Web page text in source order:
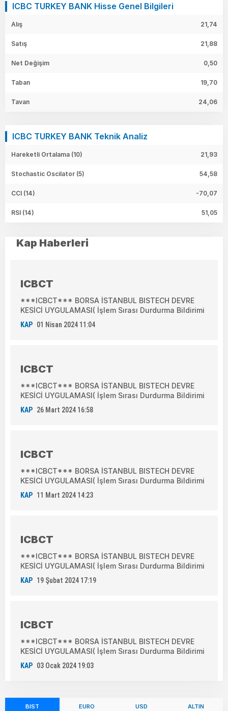
ICBC TURKEY BANK Hisse Genel Bilgileri
Alış 21,74
Satış 21,88
Net Değişim 0,50
Taban 19,70
Tavan 24,06
ICBC TURKEY BANK Teknik Analiz
Hareketli Ortalama (10) 21,93
Stochastic Oscilator (5) 54,58
CCI (14) -70,07
RSI (14) 51,05
Kap Haberleri
ICBCT
***ICBCT*** BORSA İSTANBUL BISTECH DEVRE
KESİCİ UYGULAMASI( İşlem Sırası Durdurma Bildirimi
KAP 01 Nisan 2024 11:04
ICBCT
***ICBCT*** BORSA İSTANBUL BISTECH DEVRE
KESİCİ UYGULAMASI( İşlem Sırası Durdurma Bildirimi
KAP 26 Mart 2024 16:58
ICBCT
***ICBCT*** BORSA İSTANBUL BISTECH DEVRE
KESİCİ UYGULAMASI( İşlem Sırası Durdurma Bildirimi
KAP 11 Mart 2024 14:23
ICBCT
***ICBCT*** BORSA İSTANBUL BISTECH DEVRE
KESİCİ UYGULAMASI( İşlem Sırası Durdurma Bildirimi
KAP 19 Şubat 2024 17:19
ICBCT
***ICBCT*** BORSA İSTANBUL BISTECH DEVRE
KESİCİ UYGULAMASI( İşlem Sırası Durdurma Bildirimi
KAP 03 Ocak 2024 19:03
BIST EURO USD ALTIN